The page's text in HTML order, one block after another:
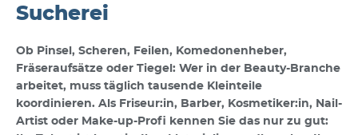
Sucherei
Ob Pinsel, Scheren, Feilen, Komedonenheber,
Fräseraufsätze oder Tiegel: Wer in der Beauty-Branche
arbeitet, muss täglich tausende Kleinteile
koordinieren. Als Friseur:in, Barber, Kosmetiker:in, Nail-
Artist oder Make-up-Profi kennen Sie das nur zu gut: